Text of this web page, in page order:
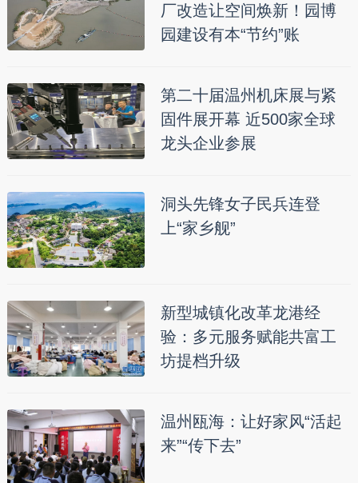
厂改造让空间焕新！园博
园建设有本“节约”账
第二十届温州机床展与紧
固件展开幕 近500家全球
龙头企业参展
洞头先锋女子民兵连登
上“家乡舰”
新型城镇化改革龙港经
验：多元服务赋能共富工
坊提档升级
温州瓯海：让好家风“活起
来”“传下去”